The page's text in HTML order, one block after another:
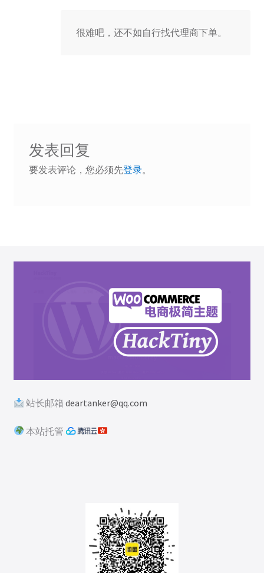
很难吧，还不如自行找代理商下单。
发表回复
要发表评论，您必须先登录。
站长邮箱 deartanker@qq.com
本站托管